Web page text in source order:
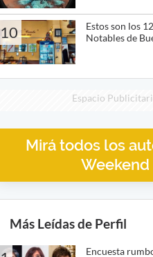
10
Estos son los
Notables de
Espacio
Mirá todos los
Weekend
Más Leídas de Perfil
Encuesta